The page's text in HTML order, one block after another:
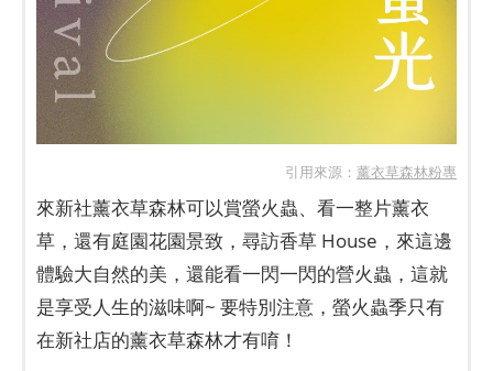
引用來源： 薰衣草森林粉專
來新社薰衣草森林可以賞螢火蟲、看一整片薰衣
草，還有庭園花園景致，尋訪香草 House，來這邊
體驗大自然的美，還能看一閃一閃的營火蟲，這就
是享受人生的滋味啊~ 要特別注意，螢火蟲季只有
在新社店的薰衣草森林才有唷！